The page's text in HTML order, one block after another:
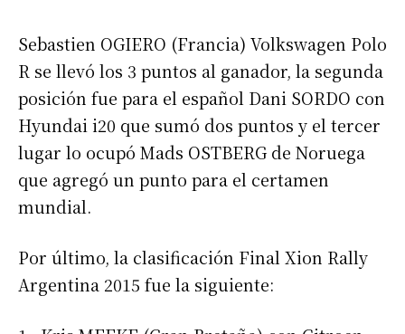
Sebastien OGIERO (Francia) Volkswagen Polo
R se llevó los 3 puntos al ganador, la segunda
posición fue para el español Dani SORDO con
Hyundai i20 que sumó dos puntos y el tercer
lugar lo ocupó Mads OSTBERG de Noruega
que agregó un punto para el certamen
mundial.
Por último, la clasificación Final Xion Rally
Argentina 2015 fue la siguiente: